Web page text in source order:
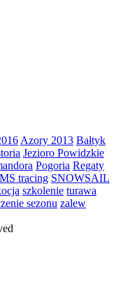
Azory 2013 Bałtyk
Jezioro Powidzkie
Pogoria Regaty
tracing SNOWSAIL
szkolenie turawa
sezonu zalew